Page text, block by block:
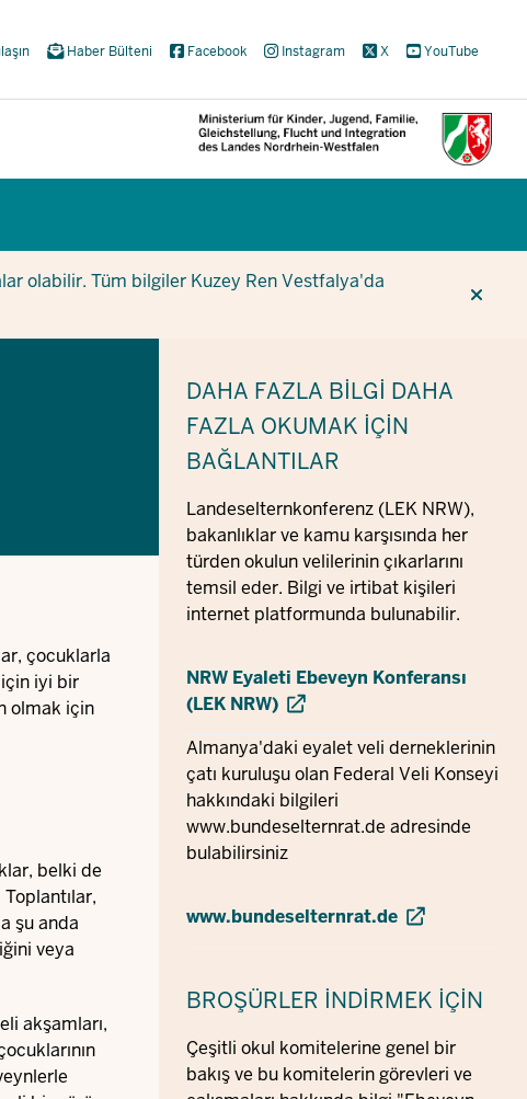
Haber Bülteni Facebook Instagram X YouTube
olabilir. Tüm bilgiler Kuzey Ren Vestfalya'da
çocuklarla
iyi bir
olmak için
belki de
şu anda
veya
akşamları,
DAHA FAZLA BILGI DAHA
FAZLA OKUMAK IÇIN
BAĞLANTILAR
Landeselternkonferenz (LEK NRW),
bakanlıklar ve kamu karşısında her
türden okulun velilerinin çıkarlarını
temsil eder. Bilgi ve irtibat kişileri
internet platformunda bulunabilir.
NRW Eyaleti Ebeveyn Konferansı
(LEK NRW)
Almanya'daki eyalet veli derneklerinin
çatı kuruluşu olan Federal Veli Konseyi
hakkındaki bilgileri
www.bundeselternrat.de adresinde
bulabilirsiniz
www.bundeselternrat.de
BROŞÜRLER İNDIRMEK IÇIN
Çeşitli okul komitelerine genel bir
bakış ve bu komitelerin görevleri ve